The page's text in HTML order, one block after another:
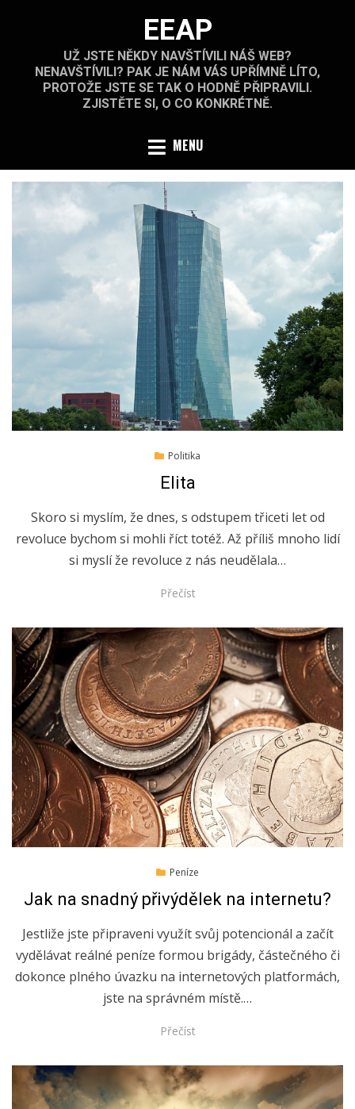
EEAP
UŽ JSTE NĚKDY NAVŠTÍVILI NÁŠ WEB?
NENAVŠTÍVILI? PAK JE NÁM VÁS UPŘÍMNĚ LÍTO,
PROTOŽE JSTE SE TAK O HODNĚ PŘIPRAVILI.
ZJISTĚTE SI, O CO KONKRÉTNĚ.
MENU
Posted13.10.2019
Politika
Elita
Skoro si myslím, že dnes, s odstupem třiceti let od
revoluce bychom si mohli říct totéž. Až příliš mnoho lidí
si myslí že revoluce z nás neudělala…
Přečíst
Posted10.10.2019
Peníze
Jak na snadný přivýdělek na internetu?
Jestliže jste připraveni využít svůj potencionál a začít
vydělávat reálné peníze formou brigády, částečného či
dokonce plného úvazku na internetových platformách,
jste na správném místě.…
Přečíst